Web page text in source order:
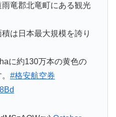
竜郡北竜町にある観光
は日本最大規模を誇り
に約130万本の黄色の
#格安航空券